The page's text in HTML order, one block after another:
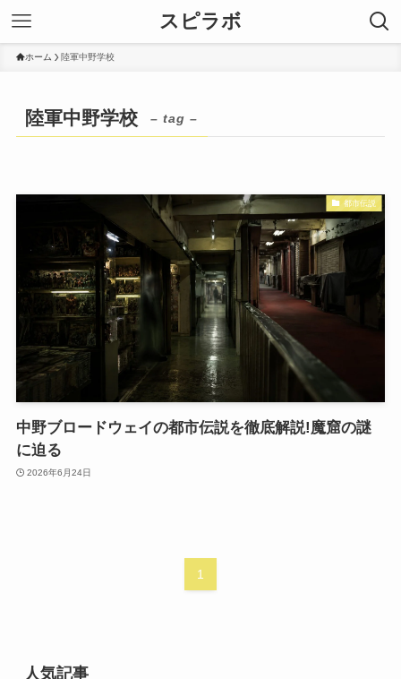
スピラボ
ホーム 陸軍中野学校
陸軍中野学校 – tag –
都市伝説
中野ブロードウェイの都市伝説を徹底解説!魔窟の謎
に迫る
2026年6月24日
1
人気記事